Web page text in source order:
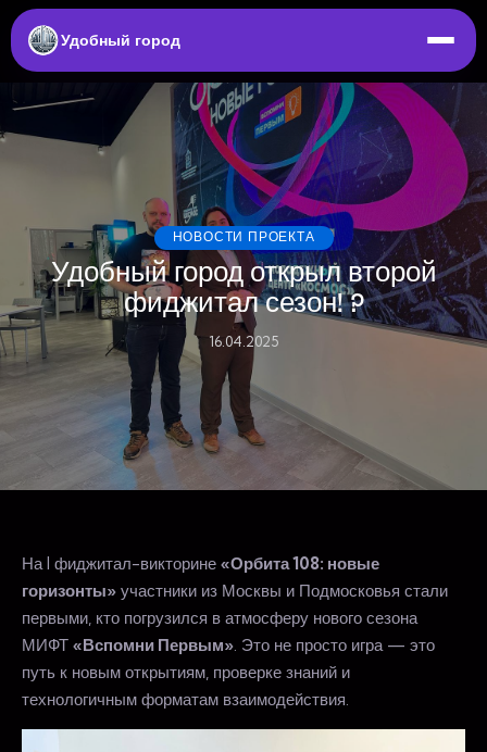
Удобный город
НОВОСТИ ПРОЕКТА
Удобный город открыл второй
фиджитал сезон! ?
16.04.2025
На I фиджитал-викторине «Орбита 108: новые
горизонты» участники из Москвы и Подмосковья стали
первыми, кто погрузился в атмосферу нового сезона
МИФТ «Вспомни Первым». Это не просто игра — это
путь к новым открытиям, проверке знаний и
технологичным форматам взаимодействия.